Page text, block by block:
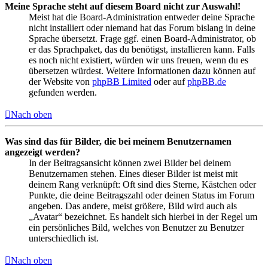
Meine Sprache steht auf diesem Board nicht zur Auswahl!
Meist hat die Board-Administration entweder deine Sprache
nicht installiert oder niemand hat das Forum bislang in deine
Sprache übersetzt. Frage ggf. einen Board-Administrator, ob
er das Sprachpaket, das du benötigst, installieren kann. Falls
es noch nicht existiert, würden wir uns freuen, wenn du es
übersetzen würdest. Weitere Informationen dazu können auf
der Website von phpBB Limited oder aufphpBB.de
gefunden werden.
Nach oben
Was sind das für Bilder, die bei meinem Benutzernamen
angezeigt werden?
In der Beitragsansicht können zwei Bilder bei deinem
Benutzernamen stehen. Eines dieser Bilder ist meist mit
deinem Rang verknüpft: Oft sind dies Sterne, Kästchen oder
Punkte, die deine Beitragszahl oder deinen Status im Forum
angeben. Das andere, meist größere, Bild wird auch als
„Avatar“ bezeichnet. Es handelt sich hierbei in der Regel um
ein persönliches Bild, welches von Benutzer zu Benutzer
unterschiedlich ist.
Nach oben